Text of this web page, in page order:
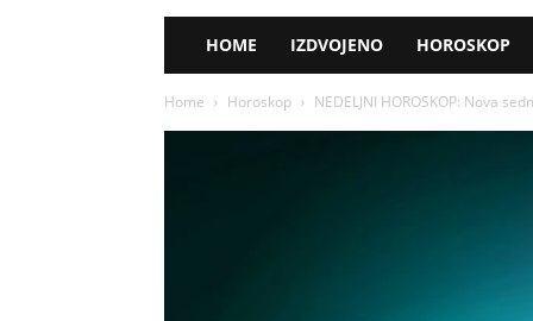
HOME IZDVOJENO HOROSKOP
Home Horoskop NEDELJNI HOROSKOP: Nova